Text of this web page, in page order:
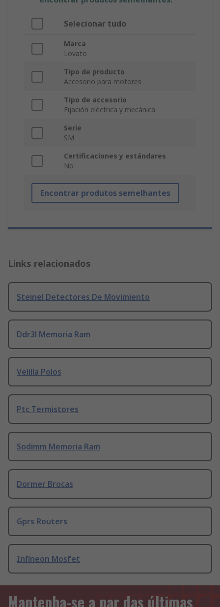
Selecionar tudo
Marca
Lovato
Tipo de producto
Accesorio para motores
Tipo de accesorio
Fijación eléctrica y mecánica
Serie
SM
Certificaciones y estándares
No
Encontrar produtos semelhantes
Links relacionados
Steinel Detectores De Movimiento
Ddr3l Memoria Ram
Velilla Polos
Ptc Termistores
Sodimm Memoria Ram
Dormer Brocas
Gprs Routers
Infineon Mosfet
Mantenha-se a par das últimas